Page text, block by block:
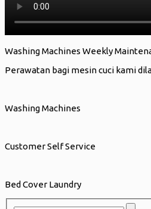
Washing Machines Weekly
Perawatan bagi mesin cuci kami
Washing Machines
Customer Self Service
Bed Cover Laundry